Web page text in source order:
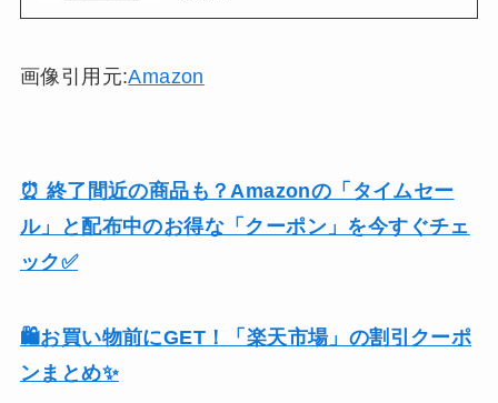
画像引用元:Amazon
⏰ 終了間近の商品も？Amazonの「タイムセー
ル」と配布中のお得な「クーポン」を今すぐチェ
ック✅
🛍️お買い物前にGET！「楽天市場」の割引クーポ
ンまとめ✨